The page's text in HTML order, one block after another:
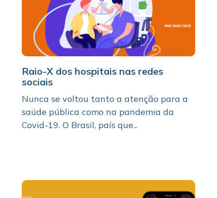
Raio-X dos hospitais nas redes
sociais
Nunca se voltou tanto a atenção para a
saúde pública como na pandemia da
Covid-19. O Brasil, país que...